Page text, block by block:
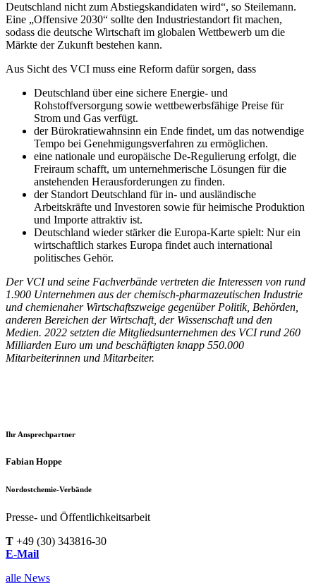
Deutschland nicht zum Abstiegskandidaten wird“, so Steilemann.
Eine „Offensive 2030“ sollte den Industriestandort fit machen,
sodass die deutsche Wirtschaft im globalen Wettbewerb um die
Märkte der Zukunft bestehen kann.
Aus Sicht des VCI muss eine Reform dafür sorgen, dass
Deutschland über eine sichere Energie- und
Rohstoffversorgung sowie wettbewerbsfähige Preise für
Strom und Gas verfügt.
der Bürokratiewahnsinn ein Ende findet, um das notwendige
Tempo bei Genehmigungsverfahren zu ermöglichen.
eine nationale und europäische De-Regulierung erfolgt, die
Freiraum schafft, um unternehmerische Lösungen für die
anstehenden Herausforderungen zu finden.
der Standort Deutschland für in- und ausländische
Arbeitskräfte und Investoren sowie für heimische Produktion
und Importe attraktiv ist.
Deutschland wieder stärker die Europa-Karte spielt: Nur ein
wirtschaftlich starkes Europa findet auch international
politisches Gehör.
Der VCI und seine Fachverbände vertreten die Interessen von rund
1.900 Unternehmen aus der chemisch-pharmazeutischen Industrie
und chemienaher Wirtschaftszweige gegenüber Politik, Behörden,
anderen Bereichen der Wirtschaft, der Wissenschaft und den
Medien. 2022 setzten die Mitgliedsunternehmen des VCI rund 260
Milliarden Euro um und beschäftigten knapp 550.000
Mitarbeiterinnen und Mitarbeiter.
Ihr Ansprechpartner
Fabian Hoppe
Nordostchemie-Verbände
Presse- und Öffentlichkeitsarbeit
T +49 (30) 343816-30
E-Mail
alle News